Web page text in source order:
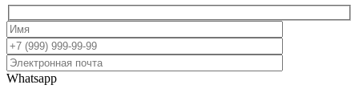
Whatsapp